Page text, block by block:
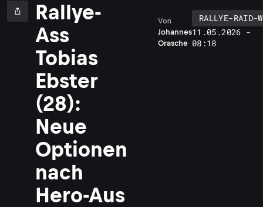
Rallye-
Ass
Tobias
Ebster
(28):
Neue
Optionen
nach
Hero-Aus
Johannes
Orasche
Von
RALLYE-RAID-
11.05.2026 -
08:18